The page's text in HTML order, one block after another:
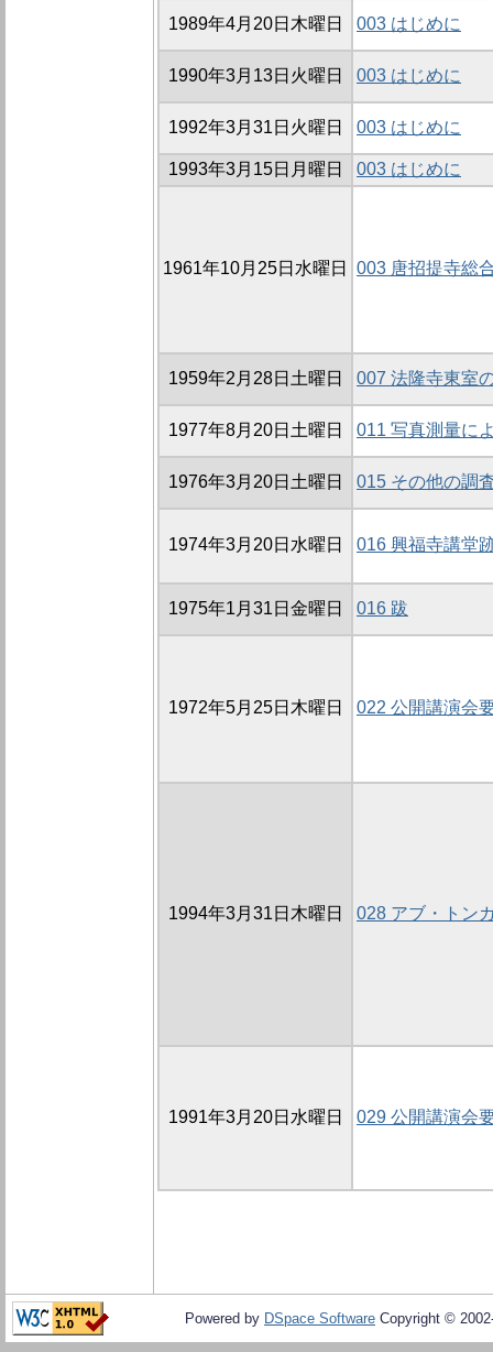
1989年4月20日木曜日 003 はじめに
1990年3月13日火曜日 003 はじめに
1992年3月31日火曜日 003 はじめに
1993年3月15日月曜日 003 はじめに
1961年10月25日水曜日 003 唐招提寺総
1959年2月28日土曜日 007 法隆寺東室
1977年8月20日土曜日 011 写真測量に
1976年3月20日土曜日 015 その他の調
1974年3月20日水曜日 016 興福寺講堂
1975年1月31日金曜日 016 跋
1972年5月25日木曜日 022 公開講演会
1994年3月31日木曜日 028 アブ・トン
1991年3月20日水曜日 029 公開講演会
Powered by DSpace Software Copyright ©